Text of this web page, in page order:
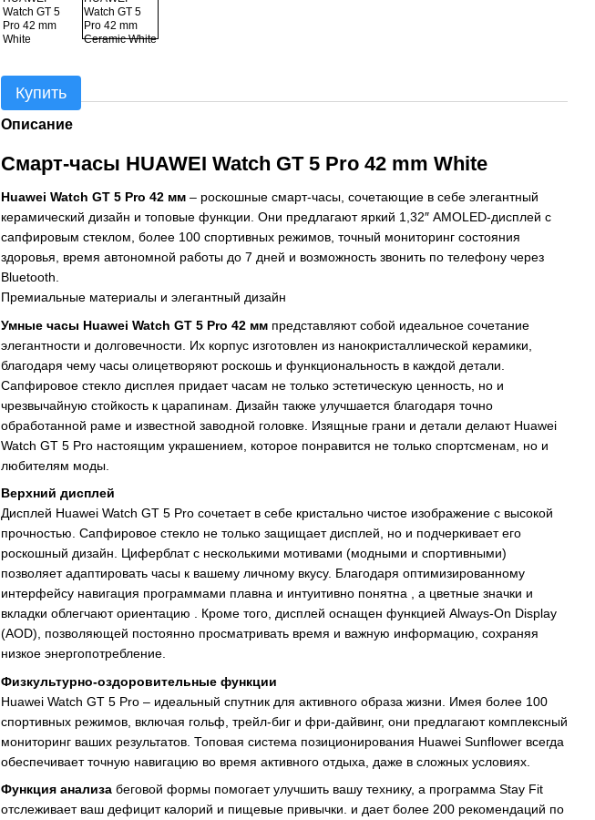
Купить
Описание
Смарт-часы HUAWEI Watch GT 5 Pro 42 mm White
Huawei Watch GT 5 Pro 42 мм – роскошные смарт-часы, сочетающие в себе элегантный
керамический дизайн и топовые функции. Они предлагают яркий 1,32″ AMOLED-дисплей с
сапфировым стеклом, более 100 спортивных режимов, точный мониторинг состояния
здоровья, время автономной работы до 7 дней и возможность звонить по телефону через
Bluetooth.
Премиальные материалы и элегантный дизайн
Умные часы Huawei Watch GT 5 Pro 42 мм представляют собой идеальное сочетание
элегантности и долговечности. Их корпус изготовлен из нанокристаллической керамики,
благодаря чему часы олицетворяют роскошь и функциональность в каждой детали.
Сапфировое стекло дисплея придает часам не только эстетическую ценность, но и
чрезвычайную стойкость к царапинам. Дизайн также улучшается благодаря точно
обработанной раме и известной заводной головке. Изящные грани и детали делают Huawei
Watch GT 5 Pro настоящим украшением, которое понравится не только спортсменам, но и
любителям моды.
Верхний дисплей
Дисплей Huawei Watch GT 5 Pro сочетает в себе кристально чистое изображение с высокой
прочностью. Сапфировое стекло не только защищает дисплей, но и подчеркивает его
роскошный дизайн. Циферблат с несколькими мотивами (модными и спортивными)
позволяет адаптировать часы к вашему личному вкусу. Благодаря оптимизированному
интерфейсу навигация программами плавна и интуитивно понятна , а цветные значки и
вкладки облегчают ориентацию . Кроме того, дисплей оснащен функцией Always-On Display
(AOD), позволяющей постоянно просматривать время и важную информацию, сохраняя
низкое энергопотребление.
Физкультурно-оздоровительные функции
Huawei Watch GT 5 Pro – идеальный спутник для активного образа жизни. Имея более 100
спортивных режимов, включая гольф, трейл-биг и фри-дайвинг, они предлагают комплексный
мониторинг ваших результатов. Топовая система позиционирования Huawei Sunflower всегда
обеспечивает точную навигацию во время активного отдыха, даже в сложных условиях.
Функция анализа беговой формы помогает улучшить вашу технику, а программа Stay Fit
отслеживает ваш дефицит калорий и пищевые привычки. и дает более 200 рекомендаций по